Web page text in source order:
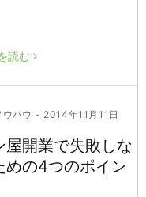
読む
ウハウ - 2014年11月11日
屋開業で失敗しな
めの4つのポイン